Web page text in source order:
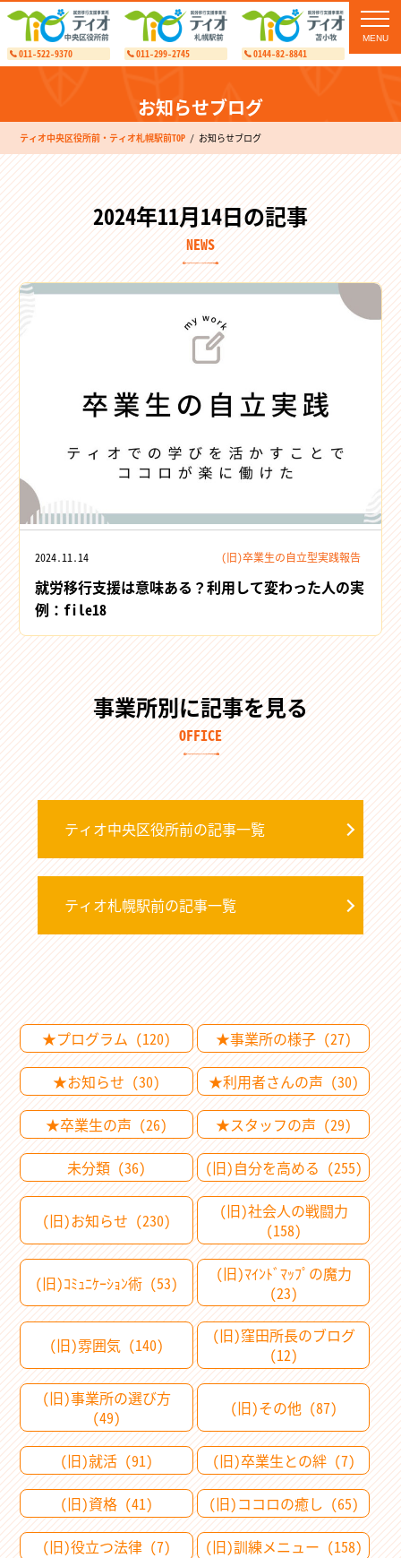
011-522-9370 011-299-2745 0144-82-8841
お知らせブログ
ティオ中央区役所前・ティオ札幌駅前TOP お知らせブログ
2024年11月14日の記事
NEWS
2024.11.14 (旧)卒業生の自立型実践報告
就労移行支援は意味ある？利用して変わった人の実
例：file18
事業所別に記事を見る
OFFICE
ティオ中央区役所前の記事一覧
ティオ札幌駅前の記事一覧
★プログラム (120)
★事業所の様子 (27)
★お知らせ (30)
★利用者さんの声 (30)
★卒業生の声 (26)
★スタッフの声 (29)
未分類 (36)
(旧)自分を高める (255)
(旧)お知らせ (230)
(旧)社会人の戦闘力
(158)
(旧)ｺﾐｭﾆｹｰｼｮﾝ術 (53)
(旧)ﾏｲﾝﾄﾞﾏｯﾌﾟの魔力
(23)
(旧)雰囲気 (140)
(旧)窪田所長のブログ
(12)
(旧)事業所の選び方
(49)
(旧)その他 (87)
(旧)就活 (91)
(旧)卒業生との絆 (7)
(旧)資格 (41)
(旧)ココロの癒し (65)
(旧)役立つ法律 (7)
(旧)訓練メニュー (158)